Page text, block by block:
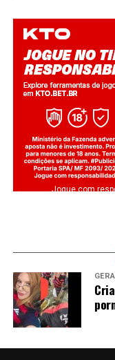
Jogue com